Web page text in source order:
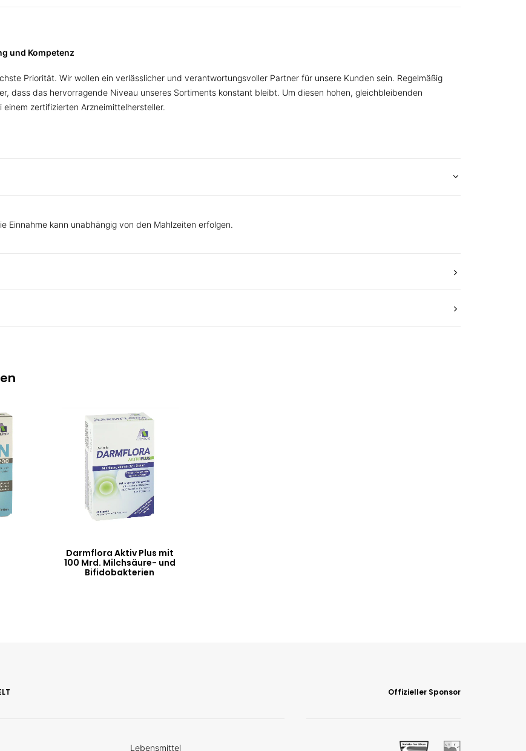
und Kompetenz
Priorität. Wir wollen ein verlässlicher und verantwortungsvoller Partner für unsere Kunden sein. Regelmäßig
dass das hervorragende Niveau unseres Sortiments konstant bleibt. Um diesen hohen, gleichbleibenden
zertifizierten Arzneimittelhersteller.
Einnahme kann unabhängig von den Mahlzeiten erfolgen.
Darmflora Aktiv Plus mit
100 Mrd. Milchsäure- und
Bifidobakterien
Lebensmittel
Offizieller Sponsor